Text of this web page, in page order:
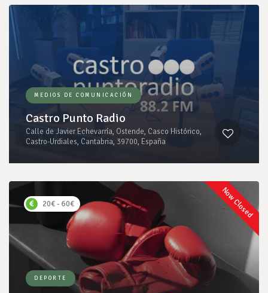
MEDIOS DE COMUNICACIÓN
Castro Punto Radio
Calle de Javier Echevarría, Ostende, Casco Histórico,
Castro-Urdiales, Cantabria, 39700, España
20€ - 60€ Now Closed
DEPORTE